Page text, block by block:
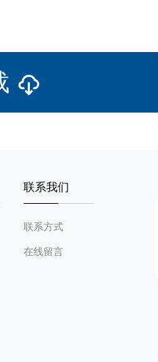
联系我们
联系方式
在线留言